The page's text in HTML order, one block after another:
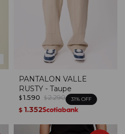
PANTALON VALLE
RUSTY - Taupe
$ 1.590 $ 2.290 31
$ 1.352